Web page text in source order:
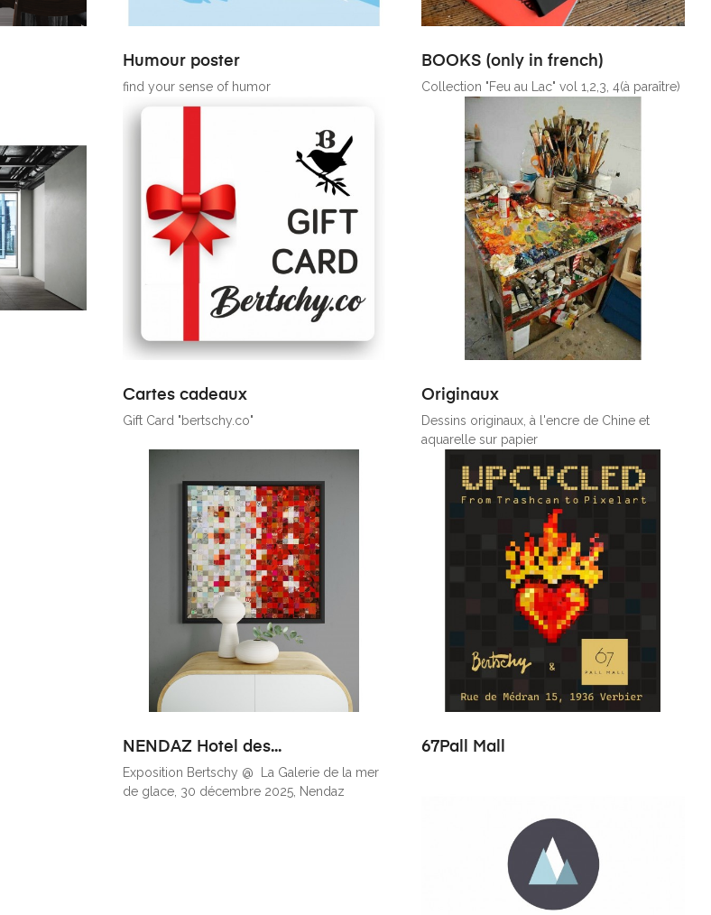
Humour poster
find your sense of humor
BOOKS (only in french)
Collection "Feu au Lac" vol 1,2,3, 4(à paraître)
Cartes cadeaux
Gift Card "bertschy.co"
Originaux
Dessins originaux, à l'encre de Chine et
aquarelle sur papier
NENDAZ Hotel des...
Exposition Bertschy @ La Galerie de la mer
de glace, 30 décembre 2025, Nendaz
67Pall Mall